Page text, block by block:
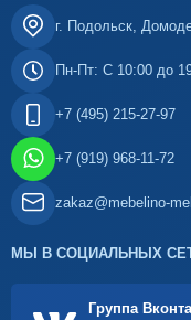
г. Подольск,
Пн-Пт: С 10:00 до
+7 (495) 215-27-97
+7 (919) 968-11-72
zakaz@mebelino-
МЫ В СОЦИАЛЬНЫХ
Группа